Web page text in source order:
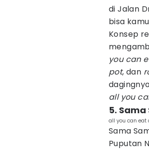
di Jalan
bisa
Konsep
you can
pot, dan
all you
5.
all you can
Sama
Puputan